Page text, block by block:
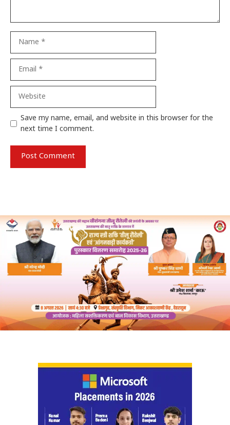
Website
Save my name, email, and website in this browser for the
next time I comment.